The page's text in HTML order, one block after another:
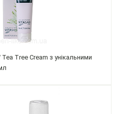
Tree Cream з унікальними